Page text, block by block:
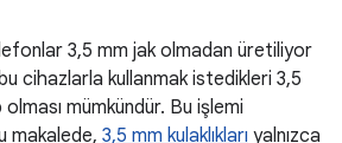
3,5 mm jak olmadan üretiliyor
bu cihazlarla kullanmak istedikleri 3,5
mümkündür. Bu işlemi
makalede, 3,5 mm kulaklıkları yalnızca